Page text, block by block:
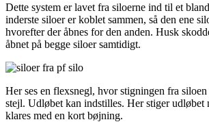
Dette system er lavet fra siloerne ind til et
inderste siloer er koblet sammen, så den ene
hvorefter der åbnes for den anden. Husk
åbnet på begge siloer samtidigt.
Her ses en flexsnegl, hvor stigningen fra
stejl. Udløbet kan indstilles. Her stiger udløbet
klares med en kort bøjning.